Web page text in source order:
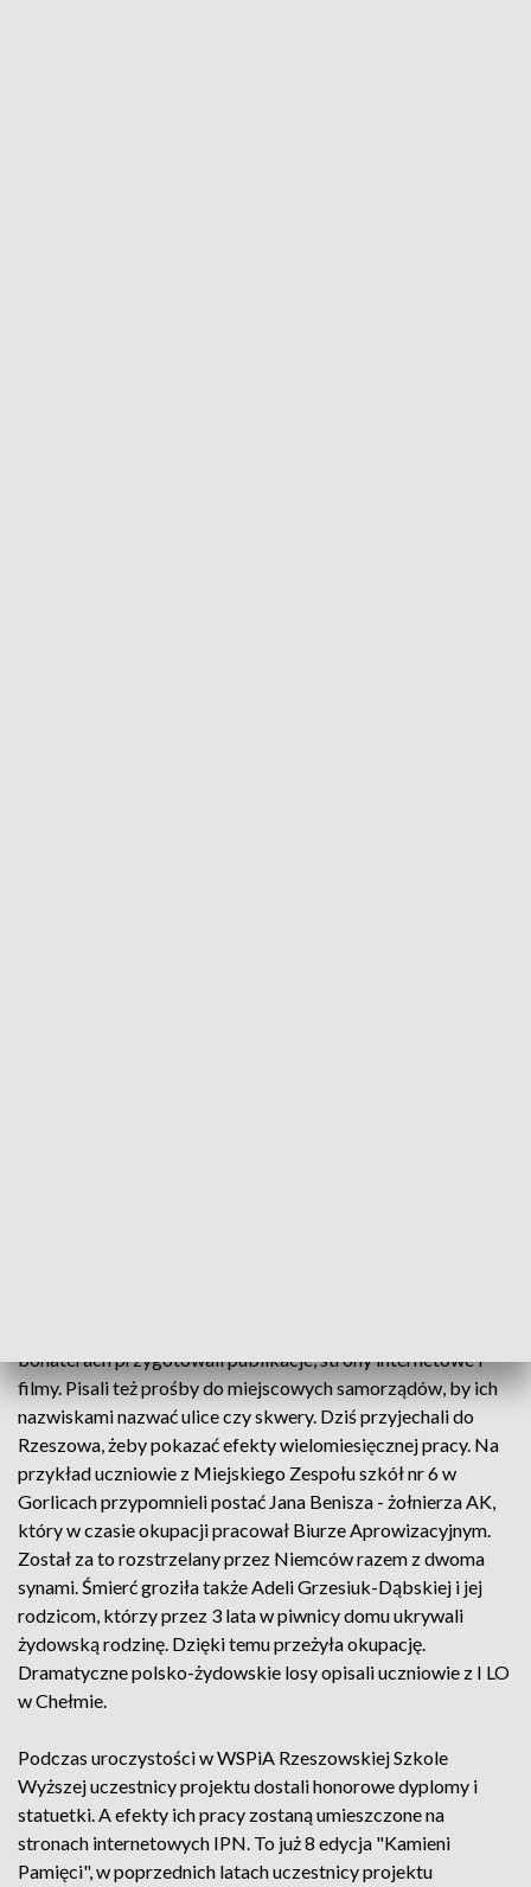
bohaterach przygotowali publikacje, strony internetowe i
filmy. Pisali też prośby do miejscowych samorządów, by ich
nazwiskami nazwać ulice czy skwery. Dziś przyjechali do
Rzeszowa, żeby pokazać efekty wielomiesięcznej pracy. Na
przykład uczniowie z Miejskiego Zespołu szkół nr 6 w
Gorlicach przypomnieli postać Jana Benisza - żołnierza AK,
który w czasie okupacji pracował Biurze Aprowizacyjnym.
Został za to rozstrzelany przez Niemców razem z dwoma
synami. Śmierć groziła także Adeli Grzesiuk-Dąbskiej i jej
rodzicom, którzy przez 3 lata w piwnicy domu ukrywali
żydowską rodzinę. Dzięki temu przeżyła okupację.
Dramatyczne polsko-żydowskie losy opisali uczniowie z I LO
w Chełmie.
Podczas uroczystości w WSPiA Rzeszowskiej Szkole
Wyższej uczestnicy projektu dostali honorowe dyplomy i
statuetki. A efekty ich pracy zostaną umieszczone na
stronach internetowych IPN. To już 8 edycja "Kamieni
Pamięci", w poprzednich latach uczestnicy projektu